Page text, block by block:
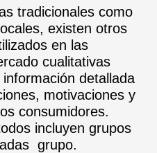
tradicionales como
existen otros
en las
cualitativas
detallada
motivaciones y
consumidores.
incluyen grupos
grupo.